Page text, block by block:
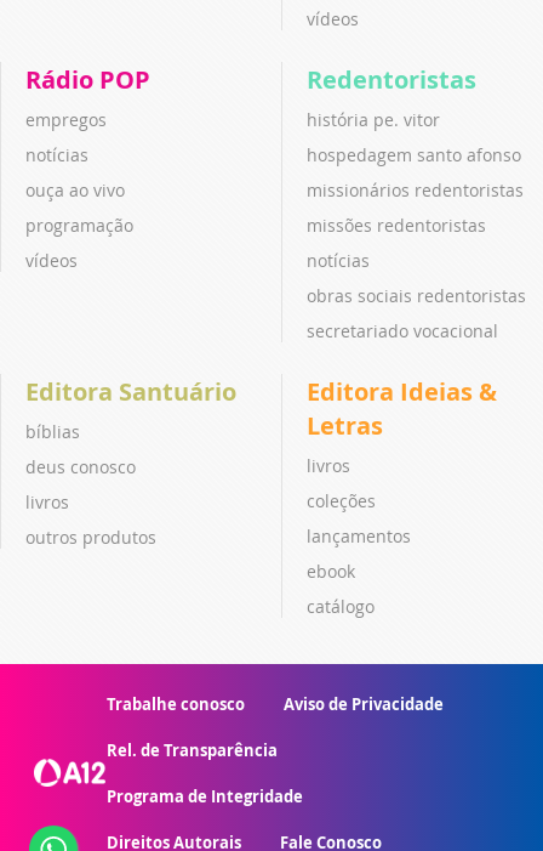
vídeos
Rádio POP
empregos
notícias
ouça ao vivo
programação
vídeos
Redentoristas
história pe. vitor
hospedagem santo afonso
missionários redentoristas
missões redentoristas
notícias
obras sociais redentoristas
secretariado vocacional
Editora Santuário
bíblias
deus conosco
livros
outros produtos
Editora Ideias &
Letras
livros
coleções
lançamentos
ebook
catálogo
Trabalhe conosco Aviso de Privacidade
Rel. de Transparência
Programa de Integridade
Direitos Autorais Fale Conosco